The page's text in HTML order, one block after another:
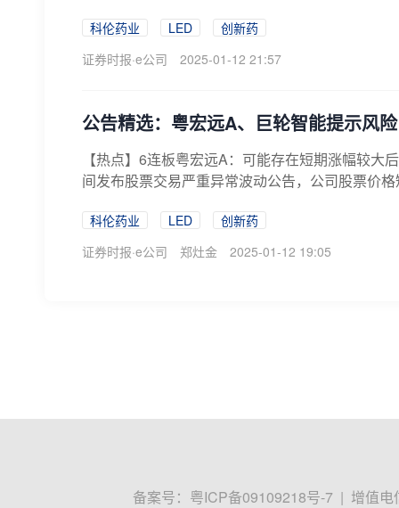
科伦药业 LED
创新药
证券时报·e公司
2025-01-12 21:57
公告精选：粤宏远A、巨轮智能提示风
【热点】6连板粤宏远A：可能存在短期涨幅较
间发布股票交易严重异常波动公告，公司股票价
科伦药业 LED
创新药
证券时报·e公司
郑灶金 2025-01-12 19:05
备案号： 粤ICP备09109218号-7 | 增值电